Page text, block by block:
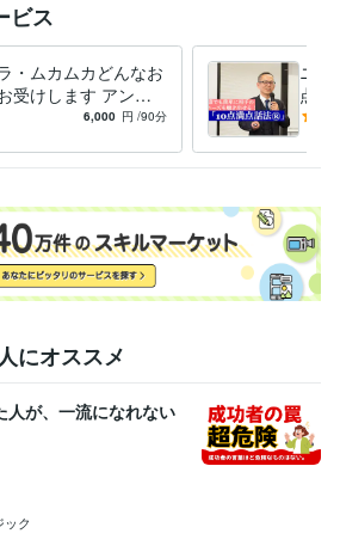
ールドベストマネージャー
ョンの取り方を知りたい
ト検定 取得年 : 2021年
育成
怒りに対するコンサルタント
家庭 アンガーマネジメント
ビス
・ムカムカどんなお
受けします アンガ
メントコンサルタン
6,000 円 /90分
ニー
点話
ニー
う。
にオススメ
人が、一流になれない
ク